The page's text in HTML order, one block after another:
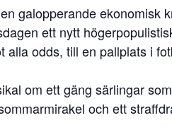
galopperande ekonomisk
ett nytt
odds, till en pallplats i
om ett gäng särlingar
och ett